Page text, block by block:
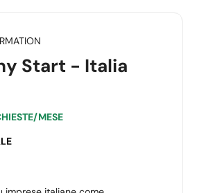
Start - Italia
MESE